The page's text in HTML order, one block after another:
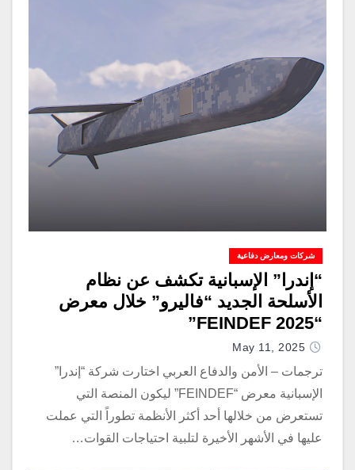
شركات ومعارض دفاعية
“إندرا” الإسبانية تكشف عن نظام
الأسلحة الجديد “فاليرو” خلال معرض
“FEINDEF 2025”
May 11, 2025
ترجمات – الأمن والدفاع العربي اختارت شركة “إندرا”
الإسبانية معرض “FEINDEF” ليكون المنصة التي
تستعرض من خلالها أحد أكثر الأنظمة تطوراً التي عملت
عليها في الأشهر الأخيرة لتلبية احتياجات القوات…